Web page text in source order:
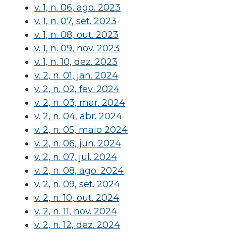
v. 1, n. 06, ago. 2023
v. 1, n. 07, set. 2023
v. 1, n. 08, out. 2023
v. 1, n. 09, nov. 2023
v. 1, n. 10, dez. 2023
v. 2, n. 01, jan. 2024
v. 2, n. 02, fev. 2024
v. 2, n. 03, mar. 2024
v. 2, n. 04, abr. 2024
v. 2, n. 05, maio 2024
v. 2, n. 06, jun. 2024
v. 2, n. 07, jul. 2024
v. 2, n. 08, ago. 2024
v. 2, n. 09, set. 2024
v. 2, n. 10, out. 2024
v. 2, n. 11, nov. 2024
v. 2, n. 12, dez. 2024